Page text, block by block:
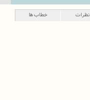
نظرات خطاب‌ها